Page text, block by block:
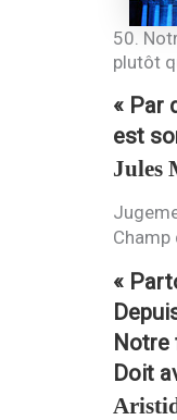
50.
plutôt
« Par
est
Jules
Champ
«
Notre
Doit